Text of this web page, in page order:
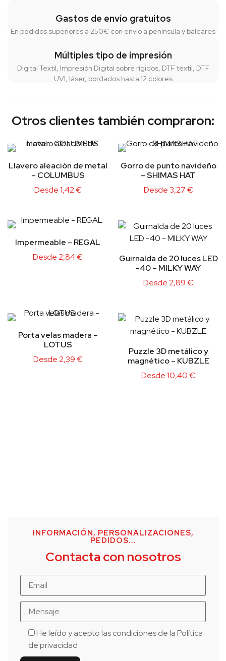
Gastos de envío gratuitos
En pedidos superiores a 250€ con envío a península y baleares
Múltiples tipo de impresión
Digital Textil, Impresión Digital sobre rígidos, DTF textil, DTF
UVI, láser, bordados hasta 12 colores
Otros clientes también compraron:
Llavero aleación de metal
– COLUMBUS
Desde1,42€
Gorro de punto navideño
– SHIMAS HAT
Desde3,27€
Impermeable – REGAL
Desde2,84€
Guirnalda de 20 luces LED
-40 – MILKY WAY
Desde2,89€
Porta velas madera –
LOTUS
Desde2,39€
Puzzle 3D metálico y
magnético – KUBZLE
Desde10,40€
INFORMACIÓN, PERSONALIZACIONES,
PEDIDOS...
Contacta con nosotros
He leído y acepto las condiciones de laPolítica
de privacidad